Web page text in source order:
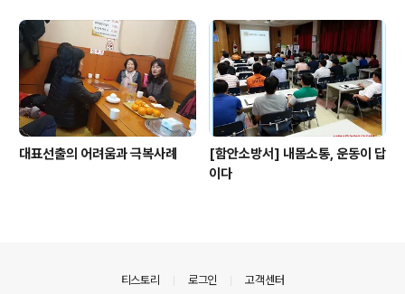
대표선출의 어려움과 극복사례
[함안소방서] 내몸소통, 운동이 답
이다
티스토리 로그인 고객센터